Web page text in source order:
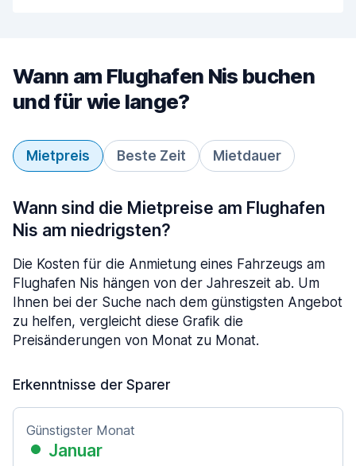
Wann am Flughafen Nis buchen
und für wie lange?
Mietpreis Beste Zeit Mietdauer
Wann sind die Mietpreise am Flughafen
Nis am niedrigsten?
Die Kosten für die Anmietung eines Fahrzeugs am
Flughafen Nis hängen von der Jahreszeit ab. Um
Ihnen bei der Suche nach dem günstigsten Angebot
zu helfen, vergleicht diese Grafik die
Preisänderungen von Monat zu Monat.
Erkenntnisse der Sparer
Günstigster Monat
Januar